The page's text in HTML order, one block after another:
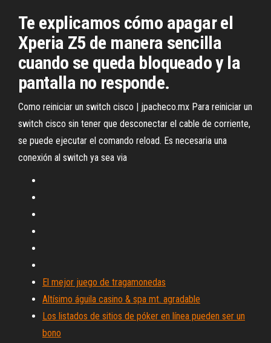
Te explicamos cómo apagar el
Xperia Z5 de manera sencilla
cuando se queda bloqueado y la
pantalla no responde.
Como reiniciar un switch cisco | jpacheco.mx Para reiniciar un
switch cisco sin tener que desconectar el cable de corriente,
se puede ejecutar el comando reload. Es necesaria una
conexión al switch ya sea via
El mejor juego de tragamonedas
Altísimo águila casino & spa mt. agradable
Los listados de sitios de póker en línea pueden ser un
bono